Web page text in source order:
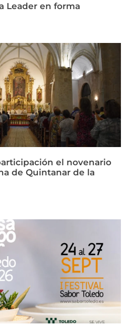
Leader en forma
el novenario
de Quintanar de la